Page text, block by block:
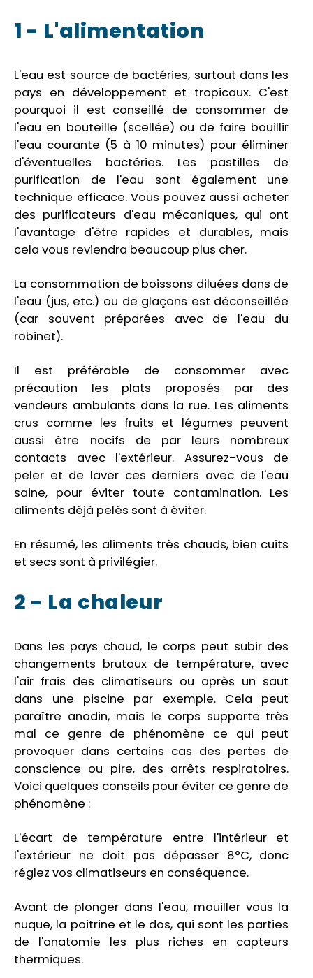
1 - L'alimentation
L'eau est source de bactéries, surtout dans les
pays en développement et tropicaux. C'est
pourquoi il est conseillé de consommer de
l'eau en bouteille (scellée) ou de faire bouillir
l'eau courante (5 à 10 minutes) pour éliminer
d'éventuelles bactéries. Les pastilles de
purification de l'eau sont également une
technique efficace. Vous pouvez aussi acheter
des purificateurs d'eau mécaniques, qui ont
l'avantage d'être rapides et durables, mais
cela vous reviendra beaucoup plus cher.
La consommation de boissons diluées dans de
l'eau (jus, etc.) ou de glaçons est déconseillée
(car souvent préparées avec de l'eau du
robinet).
Il est préférable de consommer avec
précaution les plats proposés par des
vendeurs ambulants dans la rue. Les aliments
crus comme les fruits et légumes peuvent
aussi être nocifs de par leurs nombreux
contacts avec l'extérieur. Assurez-vous de
peler et de laver ces derniers avec de l'eau
saine, pour éviter toute contamination. Les
aliments déjà pelés sont à éviter.
En résumé, les aliments très chauds, bien cuits
et secs sont à privilégier.
2 - La chaleur
Dans les pays chaud, le corps peut subir des
changements brutaux de température, avec
l'air frais des climatiseurs ou après un saut
dans une piscine par exemple. Cela peut
paraître anodin, mais le corps supporte très
mal ce genre de phénomène ce qui peut
provoquer dans certains cas des pertes de
conscience ou pire, des arrêts respiratoires.
Voici quelques conseils pour éviter ce genre de
phénomène :
L'écart de température entre l'intérieur et
l'extérieur ne doit pas dépasser 8°C, donc
réglez vos climatiseurs en conséquence.
Avant de plonger dans l'eau, mouiller vous la
nuque, la poitrine et le dos, qui sont les parties
de l'anatomie les plus riches en capteurs
thermiques.